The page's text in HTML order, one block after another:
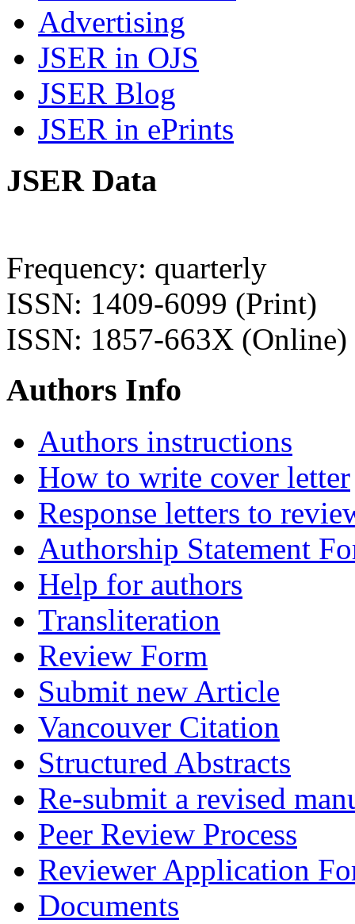
Advertising
JSER in OJS
JSER Blog
JSER in ePrints
JSER Data
Frequency: quarterly
ISSN: 1409-6099 (Print)
ISSN: 1857-663X (Online)
Authors Info
Authors instructions
How to write cover letter
Response letters to
Authorship Statement
Help for authors
Transliteration
Review Form
Submit new Article
Vancouver Citation
Structured Abstracts
Re-submit a revised
Peer Review Process
Reviewer Application
Documents